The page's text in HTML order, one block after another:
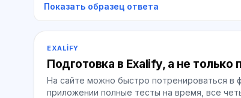
Показать образец ответа
EXALIFY
Подготовка в Exalify, а не только
На сайте можно быстро потренироваться в
приложении полные тесты на время, все